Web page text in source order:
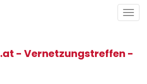
- Vernetzungstreffen -